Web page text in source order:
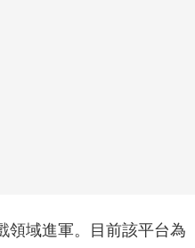
領域進軍。目前該平台為